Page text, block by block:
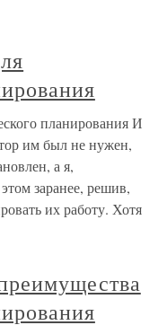
планирования И
им был не нужен,
а я,
заранее, решив,
их работу. Хотя